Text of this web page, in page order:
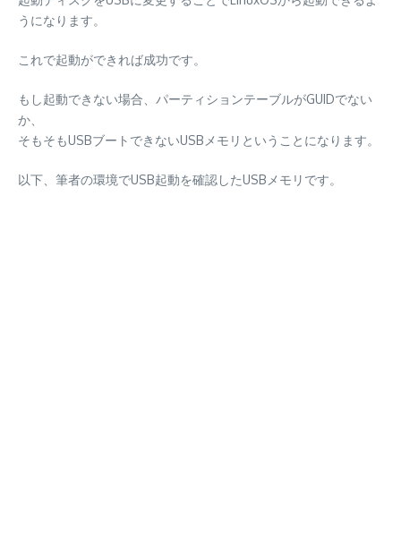
うになります。
これで起動ができれば成功です。
もし起動できない場合、パーティションテーブルがGUIDでない
か、
そもそもUSBブートできないUSBメモリということになります。
以下、筆者の環境でUSB起動を確認したUSBメモリです。